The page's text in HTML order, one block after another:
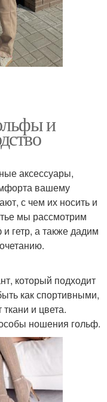
и
аксессуары,
вашему
с чем их носить и
мы рассмотрим
гетр, а также дадим
который подходит
как спортивными,
и цвета.
ношения гольф.